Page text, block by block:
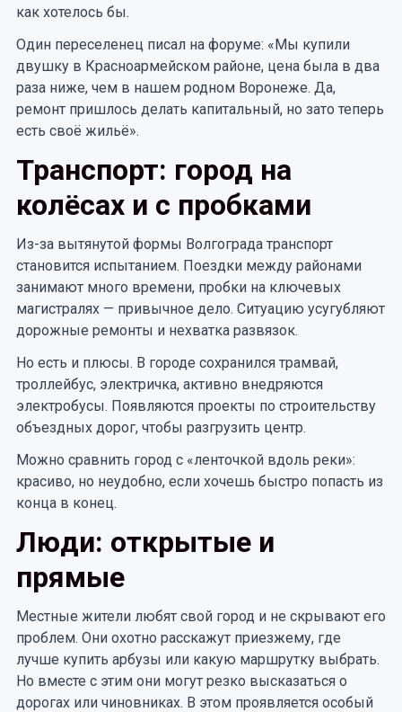
как хотелось бы.
Один переселенец писал на форуме: «Мы купили
двушку в Красноармейском районе, цена была в два
раза ниже, чем в нашем родном Воронеже. Да,
ремонт пришлось делать капитальный, но зато теперь
есть своё жильё».
Транспорт: город на
колёсах и с пробками
Из-за вытянутой формы Волгограда транспорт
становится испытанием. Поездки между районами
занимают много времени, пробки на ключевых
магистралях — привычное дело. Ситуацию усугубляют
дорожные ремонты и нехватка развязок.
Но есть и плюсы. В городе сохранился трамвай,
троллейбус, электричка, активно внедряются
электробусы. Появляются проекты по строительству
объездных дорог, чтобы разгрузить центр.
Можно сравнить город с «ленточкой вдоль реки»:
красиво, но неудобно, если хочешь быстро попасть из
конца в конец.
Люди: открытые и
прямые
Местные жители любят свой город и не скрывают его
проблем. Они охотно расскажут приезжему, где
лучше купить арбузы или какую маршрутку выбрать.
Но вместе с этим они могут резко высказаться о
дорогах или чиновниках. В этом проявляется особый